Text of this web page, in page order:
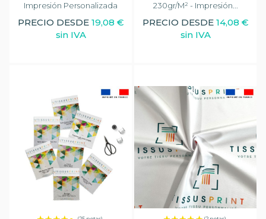
Impresión Personalizada
PRECIO DESDE 19,08 €
sin IVA
230gr/m² - Impresión...
PRECIO DESDE 14,08 €
sin IVA